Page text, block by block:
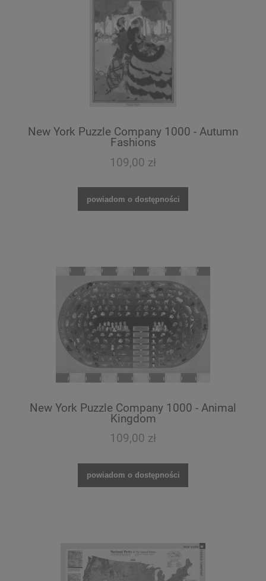
New York Puzzle Company 1000 - Autumn
Fashions
109,00 zł
powiadom o dostępności
New York Puzzle Company 1000 - Animal
Kingdom
109,00 zł
powiadom o dostępności